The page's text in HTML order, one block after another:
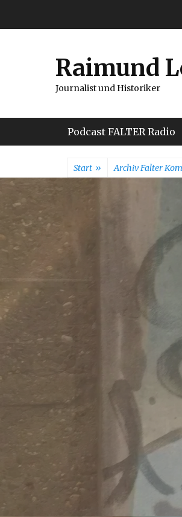
Raimund
Journalist und Historiker
Hauptmenü
Podcast FALTER Radio
Start » Archiv Falter